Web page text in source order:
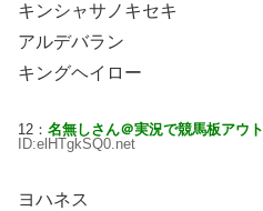
キンシャサノキセキ
アルデバラン
キングヘイロー
12： 名無しさん＠実況で競馬板アウト
ID:elHTgkSQ0.net
ヨハネス